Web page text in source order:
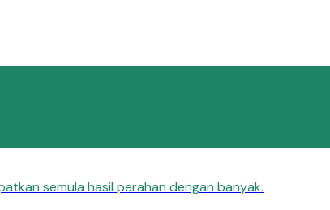
semula hasil perahan dengan banyak.